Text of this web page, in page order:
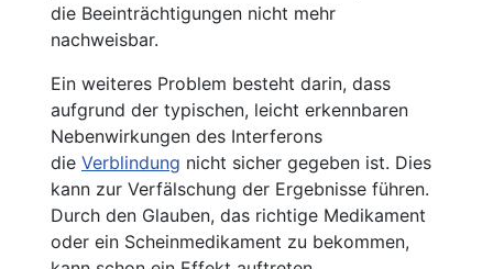
die Beeinträchtigungen nicht mehr
nachweisbar.
Ein weiteres Problem besteht darin, dass
aufgrund der typischen, leicht erkennbaren
Nebenwirkungen des Interferons
die Verblindung nicht sicher gegeben ist. Dies
kann zur Verfälschung der Ergebnisse führen.
Durch den Glauben, das richtige Medikament
oder ein Scheinmedikament zu bekommen,